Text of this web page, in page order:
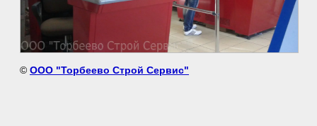
© ООО "Торбеево Строй Сервис"